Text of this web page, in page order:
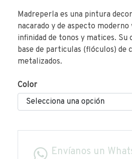
Madreperla es una pintura
nacarado y de aspecto
infinidad de tonos y matices. Su
base de particulas (flóculos) de
metalizados.
Color
Envíanos un